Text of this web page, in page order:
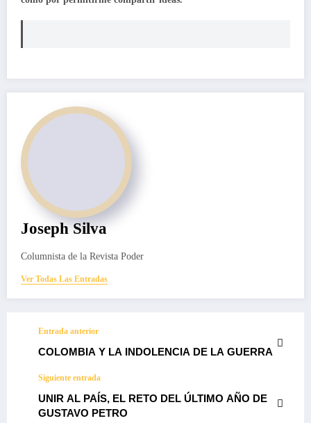
Joseph Silva
Columnista de la Revista Poder
Ver Todas Las Entradas
Entrada anterior
COLOMBIA Y LA INDOLENCIA DE LA GUERRA
Siguiente entrada
UNIR AL PAÍS, EL RETO DEL ÚLTIMO AÑO DE
GUSTAVO PETRO